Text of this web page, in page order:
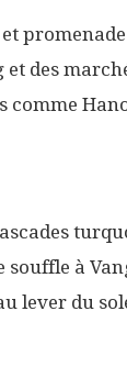
des
comme
souffle à
lever du